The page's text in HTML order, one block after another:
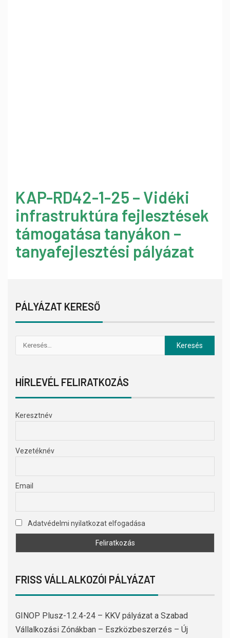
KAP-RD42-1-25 – Vidéki
infrastruktúra fejlesztések
támogatása tanyákon –
tanyafejlesztési pályázat
PÁLYÁZAT KERESŐ
HÍRLEVÉL FELIRATKOZÁS
Keresztnév
Vezetéknév
Email
Adatvédelmi nyilatkozat elfogadása
FRISS VÁLLALKOZÓI PÁLYÁZAT
GINOP Plusz-1.2.4-24 – KKV pályázat a Szabad
Vállalkozási Zónákban – Eszközbeszerzés – Új